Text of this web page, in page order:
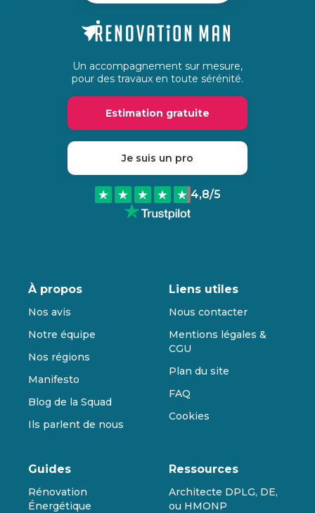
Un accompagnement sur mesure,
pour des travaux en toute sérénité.
Estimation gratuite
Je suis un pro
4,8/5
À propos
Nos avis
Notre équipe
Nos régions
Manifesto
Blog de la Squad
Ils parlent de nous
Liens utiles
Nous contacter
Mentions légales &
CGU
Plan du site
FAQ
Cookies
Guides
Rénovation
Énergétique
Ressources
Architecte DPLG, DE,
ou HMONP